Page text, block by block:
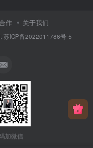
作 关于我们
苏ICP备2022011786号-5
加微信